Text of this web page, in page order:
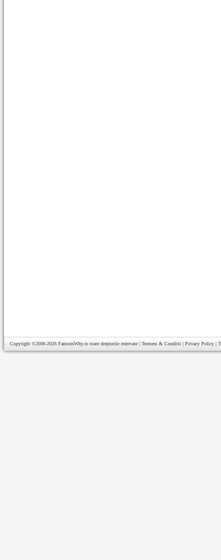
Copyright ©2006-2026 FamousWhy.ro toate drepturile rezervate | Termeni & Conditii | Privacy Policy |